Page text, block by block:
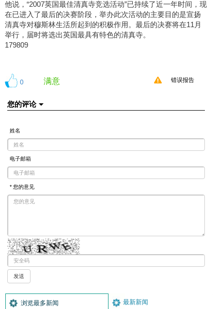
他说，“2007英国最佳清真寺竞选活动”已持续了近一年时间，现
在已进入了最后的决赛阶段，举办此次活动的主要目的是宣扬
清真寺对穆斯林生活所起到的积极作用。最后的决赛将在11月
举行，届时将选出英国最具有特色的清真寺。
179809
0 满意 错误报告
您的评论
姓名
电子邮箱
* 您的意见
浏览最多新闻 最新新闻